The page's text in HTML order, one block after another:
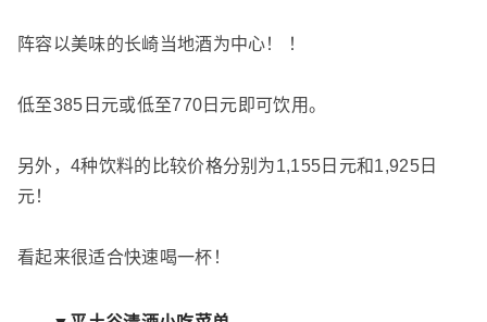
阵容以美味的长崎当地酒为中心！ ！
低至385日元或低至770日元即可饮用。
另外，4种饮料的比较价格分别为1,155日元和1,925日
元！
看起来很适合快速喝一杯！